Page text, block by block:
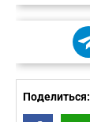
Поделиться: